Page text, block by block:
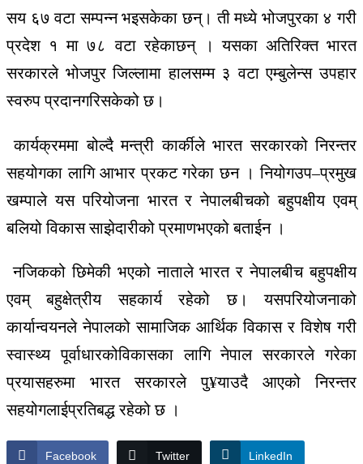
सय ६७ वटा सम्पन्न भइसकेका छन्। ती मध्ये भोजपुरका ४ गरी
प्रदेश १ मा ७८ वटा रहेकाछन् । यसका अतिरिक्त भारत
सरकारले भोजपुर जिल्लामा हालसम्म ३ वटा एम्बुलेन्स उपहार
स्वरुप प्रदानगरिसकेको छ।
कार्यक्रममा बोल्दै मन्त्री कार्कीले भारत सरकारको निरन्तर
सहयोगका लागि आभार प्रकट गरेका छन । नियोगउप–प्रमुख
खम्पाले यस परियोजना भारत र नेपालबीचको बहुपक्षीय एवम्
बलियो विकास साझेदारीको प्रमाणभएको बताईन ।
नजिकको छिमेकी भएको नाताले भारत र नेपालबीच बहुपक्षीय
एवम्
बहुक्षेत्रीय सहकार्य रहेको छ। यसपरियोजनाको
कार्यान्वयनले नेपालको सामाजिक आर्थिक विकास र विशेष गरी
स्वास्थ्य पूर्वाधारकोविकासका लागि नेपाल सरकारले गरेका
प्रयासहरुमा
भारत सरकारले पु¥याउदै आएको
निरन्तर
सहयोगलाईप्रतिबद्ध रहेको छ ।
Facebook Twitter LinkedIn